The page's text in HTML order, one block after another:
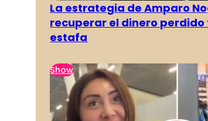
La estrategia de Amparo
recuperar el dinero
estafa
Show